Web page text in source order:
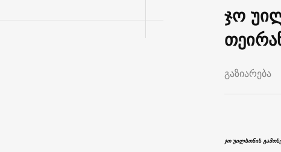
ჯო
გაზიარება
ჯო უილსონის